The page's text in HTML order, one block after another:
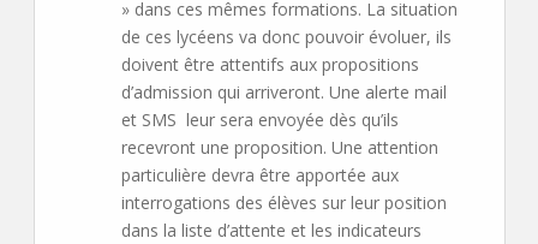
» dans ces mêmes formations. La situation
de ces lycéens va donc pouvoir évoluer, ils
doivent être attentifs aux propositions
d’admission qui arriveront. Une alerte mail
et SMS leur sera envoyée dès qu’ils
recevront une proposition. Une attention
particulière devra être apportée aux
interrogations des élèves sur leur position
dans la liste d’attente et les indicateurs